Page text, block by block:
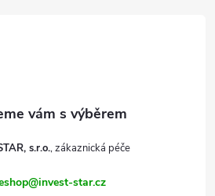
s.r.o.
@invest-star.cz